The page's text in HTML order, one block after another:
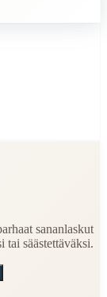
sananlaskut
säästettäväksi.